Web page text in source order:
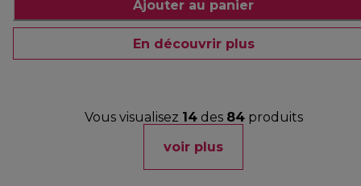
Ajouter au panier
En découvrir plus
Vous visualisez 14des 84produits
voir plus